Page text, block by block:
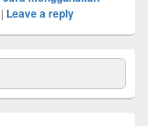
| Leave a reply